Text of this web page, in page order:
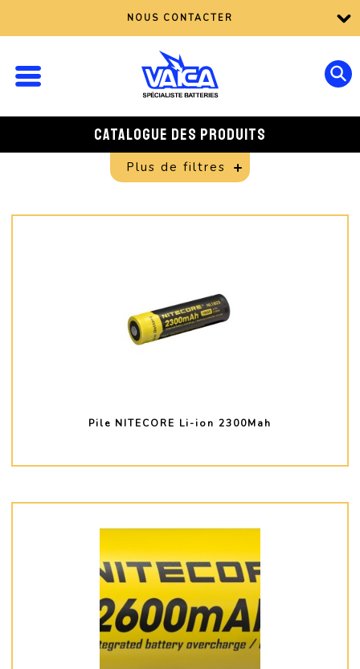
NOUS CONTACTER
CATALOGUE DES PRODUITS
Plus de filtres
Pile NITECORE Li-ion 2300Mah